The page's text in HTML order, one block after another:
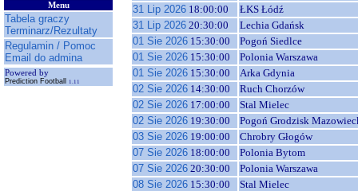
Menu
Tabela graczy
Terminarz/Rezultaty
Regulamin / Pomoc
Email do admina
Powered by
Prediction Football 1.11
31 Lip 2026 18:00:00
ŁKS Łódź
31 Lip 2026 20:30:00
Lechia Gdańsk
01 Sie 2026 15:30:00
Pogoń Siedlce
01 Sie 2026 15:30:00
Polonia Warszawa
01 Sie 2026 15:30:00
Arka Gdynia
02 Sie 2026 14:30:00
Ruch Chorzów
02 Sie 2026 17:00:00
Stal Mielec
02 Sie 2026 19:30:00
Pogoń Grodzisk
03 Sie 2026 19:00:00
Chrobry Głogów
07 Sie 2026 18:00:00
Polonia Bytom
07 Sie 2026 20:30:00
Polonia Warszawa
08 Sie 2026 15:30:00
Stal Mielec